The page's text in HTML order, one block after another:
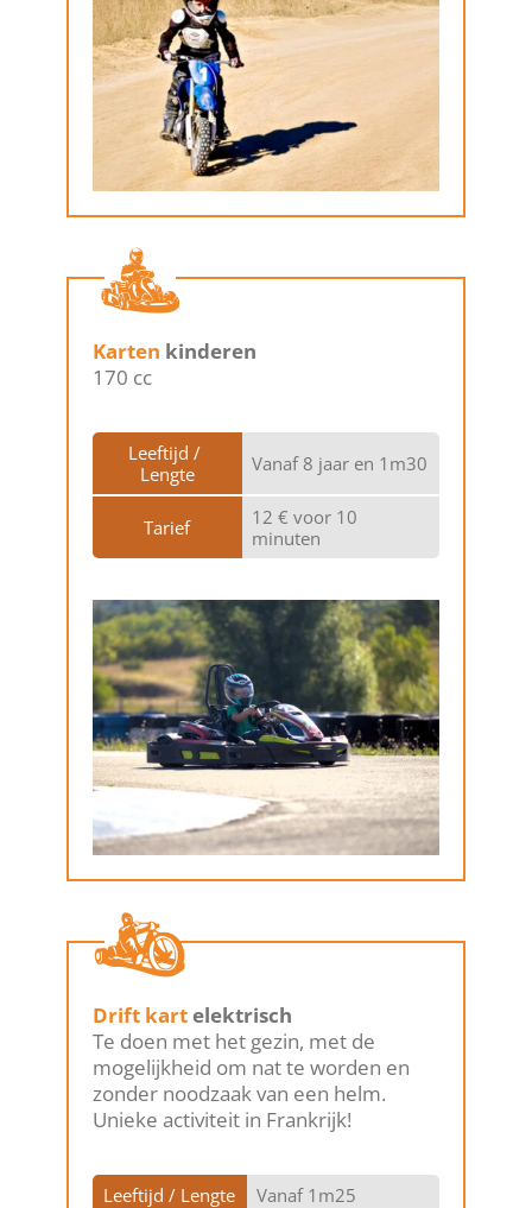
Karten kinderen
170 cc
Leeftijd /
Lengte
Vanaf 8 jaar en 1m30
Tarief
12 € voor 10
minuten
Drift kartelektrisch
Te doen met het gezin, met de
mogelijkheid om nat te worden en
zonder noodzaak van een helm.
Unieke activiteit in Frankrijk!
Leeftijd / Lengte
Vanaf 1m25